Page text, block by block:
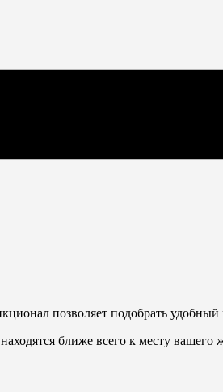
позволяет подобрать
ближе всего к месту вашего